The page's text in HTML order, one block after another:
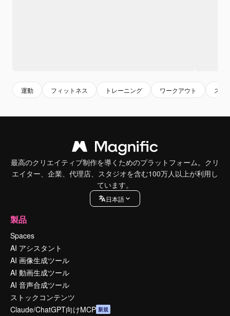
運動 フィットネス トレーニング ワークアウト スポ
最高のクリエイティブ制作を導くためのプラットフォーム。クリ
エイター、企業、代理店、スタジオを含む100万人以上が利用し
ています。
日本語
製品
Spaces
AI アシスタント
AI 画像生成ツール
AI 動画生成ツール
AI 音声合成ツール
ストックコンテンツ
Claude/ChatGPT向けMCP 新規